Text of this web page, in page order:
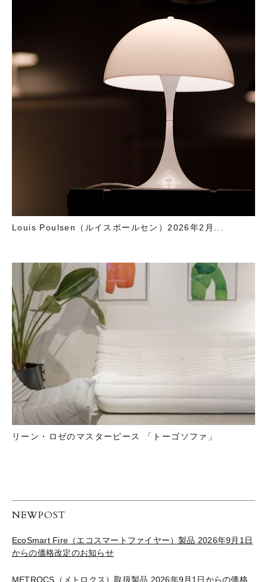
Louis Poulsen（ルイスポールセン）2026年2月...
リーン・ロゼのマスターピース 「トーゴソファ」
NEWPOST
EcoSmart Fire（エコスマートファイヤー）製品 2026年9月1日
からの価格改定のお知らせ
METROCS（メトロクス）取扱製品 2026年9月1日からの価格